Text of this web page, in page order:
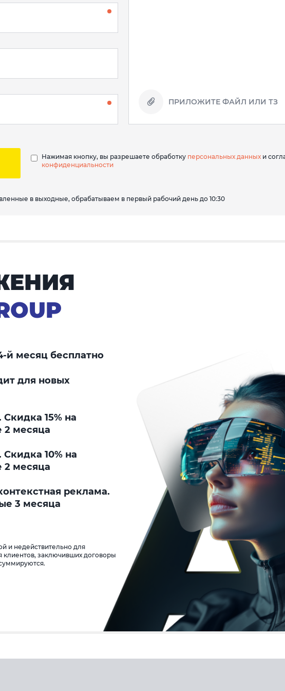
ПРИЛОЖИТЕ ФАЙЛ ИЛИ ТЗ
Нажимая кнопку, вы разрешаете обработку персональных данных и
конфиденциальности
в выходные, обрабатываем в первый рабочий день до 10:30
й месяц бесплатно
для новых
15% на
2 месяца
10% на
2 месяца
реклама.
3 месяца
и недействительно для
клиентов, заключивших договоры